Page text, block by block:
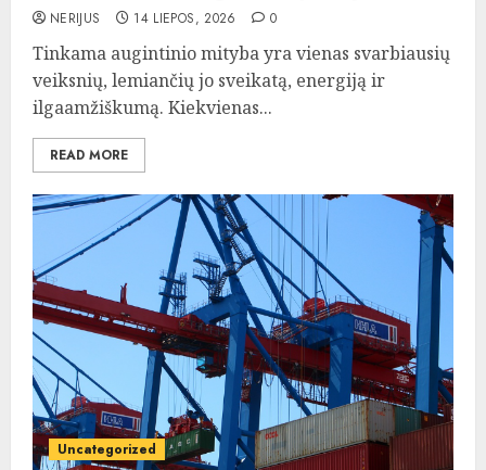
NERIJUS 14 LIEPOS, 2026 0
Tinkama augintinio mityba yra vienas svarbiausių
veiksnių, lemiančių jo sveikatą, energiją ir
ilgaamžiškumą. Kiekvienas...
READ MORE
Uncategorized